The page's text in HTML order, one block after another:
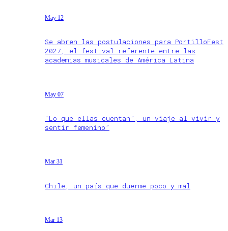
May 12
Se abren las postulaciones para PortilloFest
2027, el festival referente entre las
academias musicales de América Latina
May 07
“Lo que ellas cuentan”, un viaje al vivir y
sentir femenino”
Mar 31
Chile, un país que duerme poco y mal
Mar 13